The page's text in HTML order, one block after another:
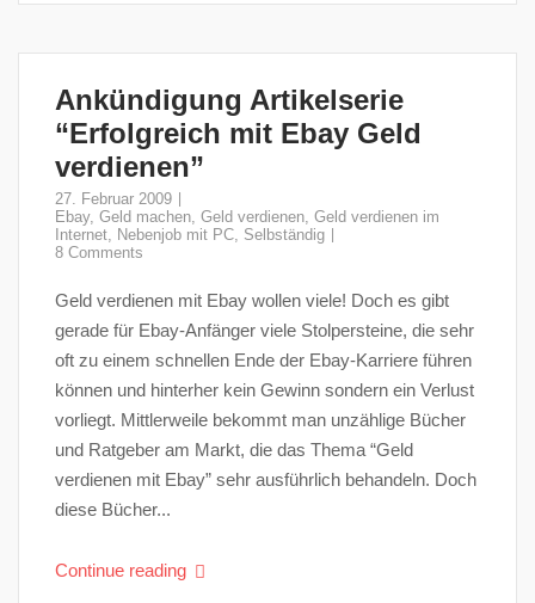
Ankündigung Artikelserie
“Erfolgreich mit Ebay Geld
verdienen”
27. Februar 2009
Ebay, Geld machen, Geld verdienen, Geld verdienen im
Internet, Nebenjob mit PC, Selbständig
8 Comments
Geld verdienen mit Ebay wollen viele! Doch es gibt
gerade für Ebay-Anfänger viele Stolpersteine, die sehr
oft zu einem schnellen Ende der Ebay-Karriere führen
können und hinterher kein Gewinn sondern ein Verlust
vorliegt. Mittlerweile bekommt man unzählige Bücher
und Ratgeber am Markt, die das Thema “Geld
verdienen mit Ebay” sehr ausführlich behandeln. Doch
diese Bücher...
Continue reading